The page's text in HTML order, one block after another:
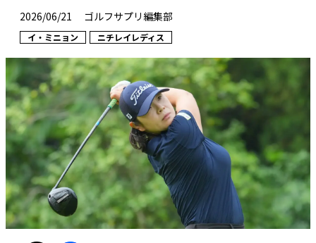
2026/06/21 ゴルフサプリ編集部
イ・ミニョン ニチレイレディス